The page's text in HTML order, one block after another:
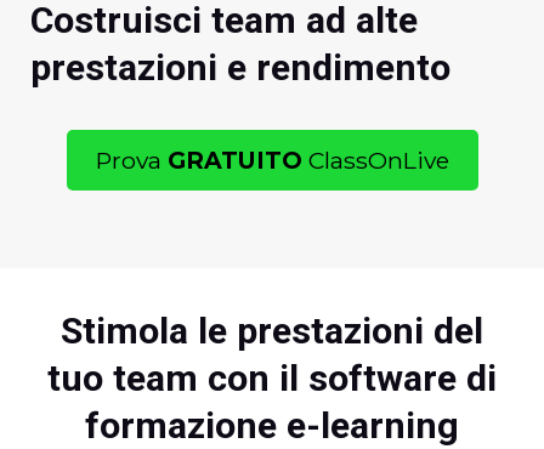
Costruisci team ad alte
prestazioni e rendimento
Prova GRATUITO ClassOnLive
Stimola le prestazioni del
tuo team con il software di
formazione e-learning